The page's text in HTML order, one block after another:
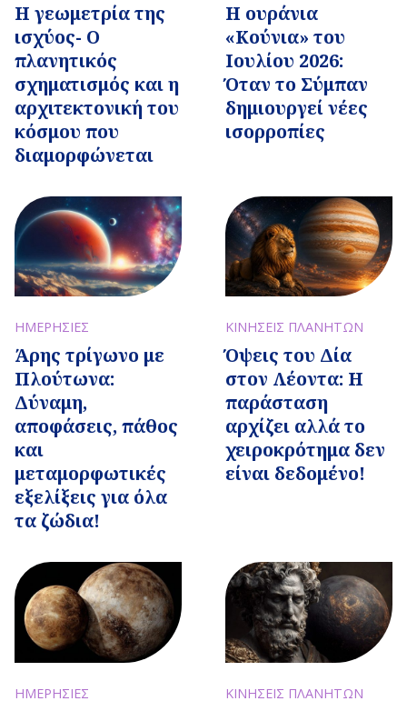
Η γεωμετρία της
ισχύος- Ο
πλανητικός
σχηματισμός και η
αρχιτεκτονική του
κόσμου που
διαμορφώνεται
Η ουράνια
«Κούνια» του
Ιουλίου 2026:
Όταν το Σύμπαν
δημιουργεί νέες
ισορροπίες
ΗΜΕΡΗΣΙΕΣ
Άρης τρίγωνο με
Πλούτωνα:
Δύναμη,
αποφάσεις, πάθος
και
μεταμορφωτικές
εξελίξεις για όλα
τα ζώδια!
ΚΙΝΗΣΕΙΣ ΠΛΑΝΗΤΩΝ
Όψεις του Δία
στον Λέοντα: Η
παράσταση
αρχίζει αλλά το
χειροκρότημα δεν
είναι δεδομένο!
ΗΜΕΡΗΣΙΕΣ ΚΙΝΗΣΕΙΣ ΠΛΑΝΗΤΩΝ